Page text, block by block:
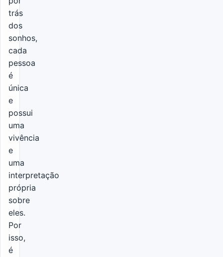
trás
dos
sonhos,
cada
pessoa
é
única
e
possui
uma
vivência
e
uma
interpretação
própria
sobre
eles.
Por
isso,
é